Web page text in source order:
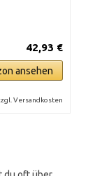
42,93 €
ansehen
Versandkosten